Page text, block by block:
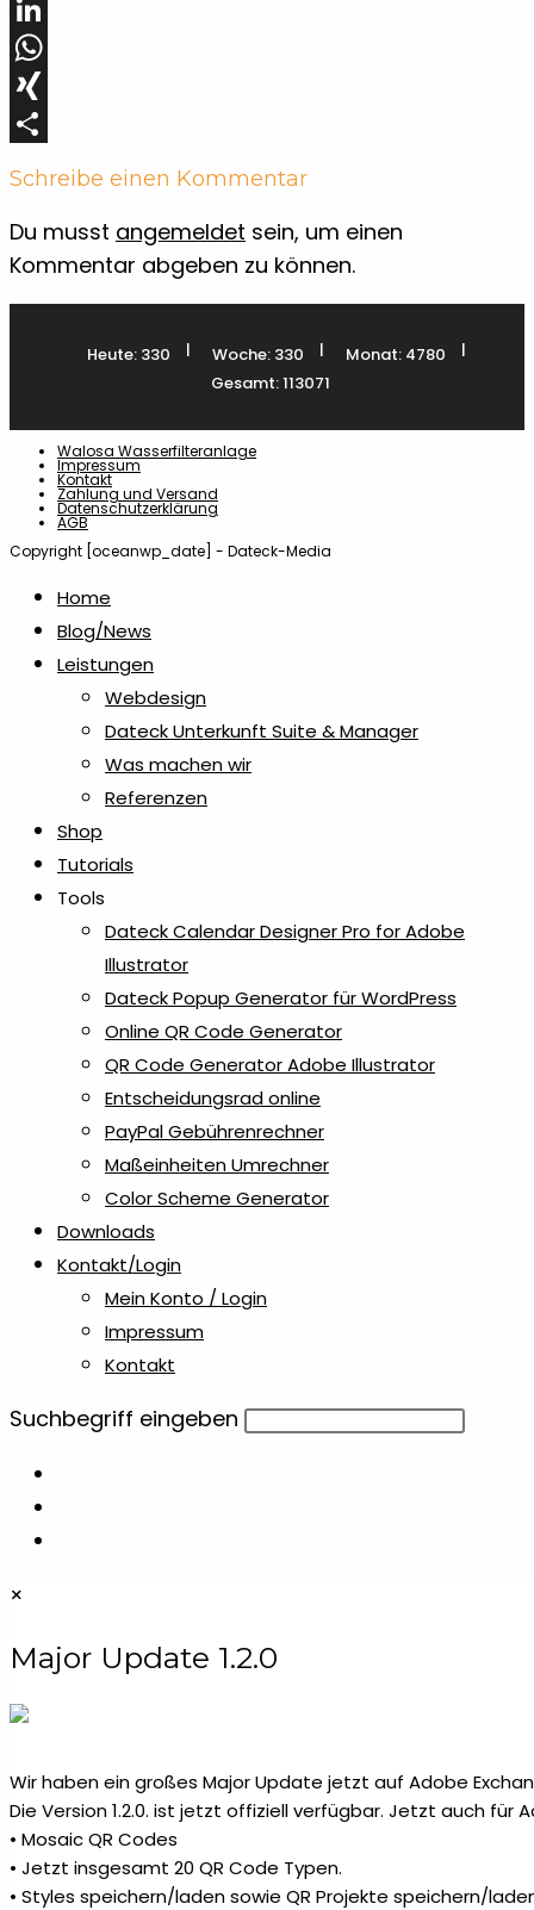
Pinterest
LinkedIn
WhatsApp
XING
Teilen
Schreibe einen Kommentar
Du musst angemeldet sein, um einen
Kommentar abgeben zu können.
Heute: 330 | Woche: 330 | Monat: 4780
|
Gesamt: 113071
Walosa Wasserfilteranlage
Impressum
Kontakt
Zahlung und Versand
Datenschutzerklärung
AGB
Copyright [oceanwp_date] - Dateck-Media
Home
Blog/News
Leistungen
Webdesign
Dateck Unterkunft Suite & Manager
Was machen wir
Referenzen
Shop
Tutorials
Tools
Dateck Calendar Designer Pro for Adobe
Illustrator
Dateck Popup Generator für WordPress
Online QR Code Generator
QR Code Generator Adobe Illustrator
Entscheidungsrad online
PayPal Gebührenrechner
Maßeinheiten Umrechner
Color Scheme Generator
Downloads
Kontakt/Login
Mein Konto / Login
Impressum
Kontakt
Diese
durchsuchen
Suchbegriff eingeben
×
Major Update 1.2.0
Wir haben ein großes Major Update jetzt auf Adobe
Die Version 1.2.0. ist jetzt offiziell verfügbar. Jetzt auch für
• Mosaic QR Codes
• Jetzt insgesamt 20 QR Code Typen.
• Styles speichern/laden sowie QR Projekte speichern/